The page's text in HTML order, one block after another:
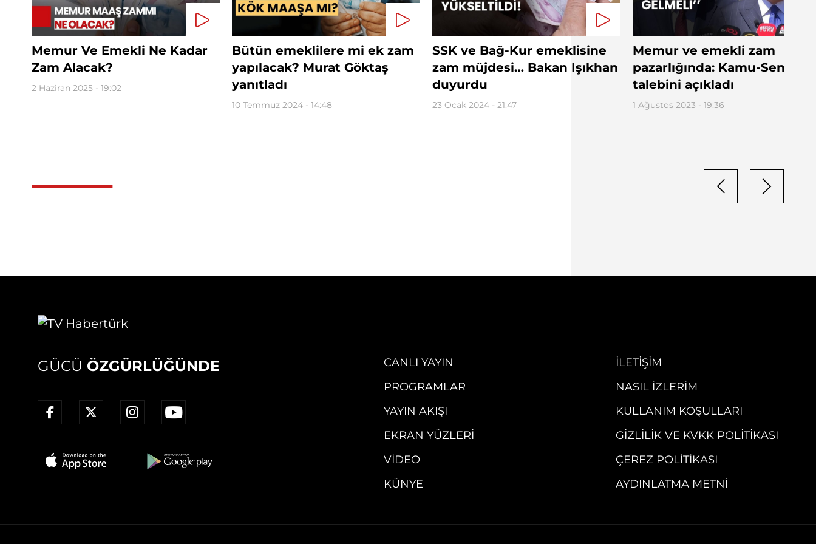
Memur Ve Emekli Ne Kadar
Zam Alacak?
2 Haziran 2025 - 19:02
Bütün emeklilere mi ek zam
yapılacak? Murat Göktaş
yanıtladı
10 Temmuz 2024 - 14:48
SSK ve Bağ-Kur emeklisine
zam müjdesi… Bakan Işıkhan
duyurdu
23 Ocak 2024 - 21:47
Memur ve emekli zam
pazarlığında: Kamu-Sen
talebini açıkladı
1 Ağustos 2023 - 19:36
GÜCÜ ÖZGÜRLÜĞÜNDE
CANLI YAYIN
PROGRAMLAR
YAYIN AKIŞI
EKRAN YÜZLERI
VIDEO
KÜNYE
İLETIŞIM
NASIL İZLERIM
KULLANIM KOŞULLARI
GIZLILIK VE KVKK POLITIKASI
ÇEREZ POLITIKASI
AYDINLATMA METNI